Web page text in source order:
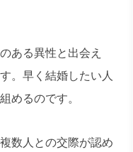
ある異性と出会え
。早く結婚したい人
めるのです。
数人との交際が認め